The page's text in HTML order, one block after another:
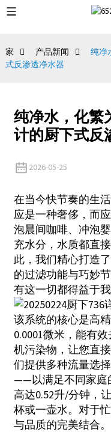
家 产品新闻
纯净
式反渗透净水器
纯净水，化繁
计的厨下式反
2026-05-25
在当今快节奏的生
应是一种奢侈，而
泡晨间咖啡、冲泡
充水分，水质都直
此，我们精心打造
的过滤功能与巧妙
有这一切都得益于
该系统的核心是高
0.0001微米，能有
机污染物，让您直
们提供多种流量选
——以满足不同家庭
高达0.52升/分钟，
杯或一壶水。对于
与品质的完美结合。